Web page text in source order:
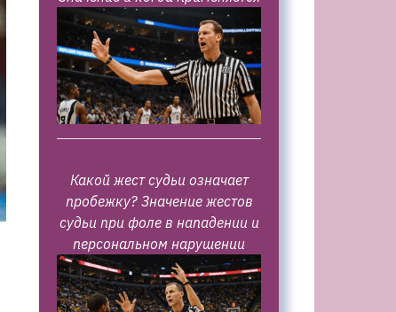
Какой жест судьи означает
пробежку? Значение жестов
судьи при фоле в нападении и
персональном нарушении